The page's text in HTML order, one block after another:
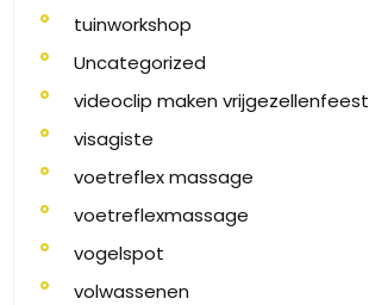
tuinworkshop
Uncategorized
videoclip maken vrijgezellenfeest
visagiste
voetreflex massage
voetreflexmassage
vogelspot
volwassenen